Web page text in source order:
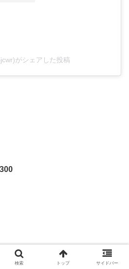
がシェアした投稿
検索 トップ サイドバー